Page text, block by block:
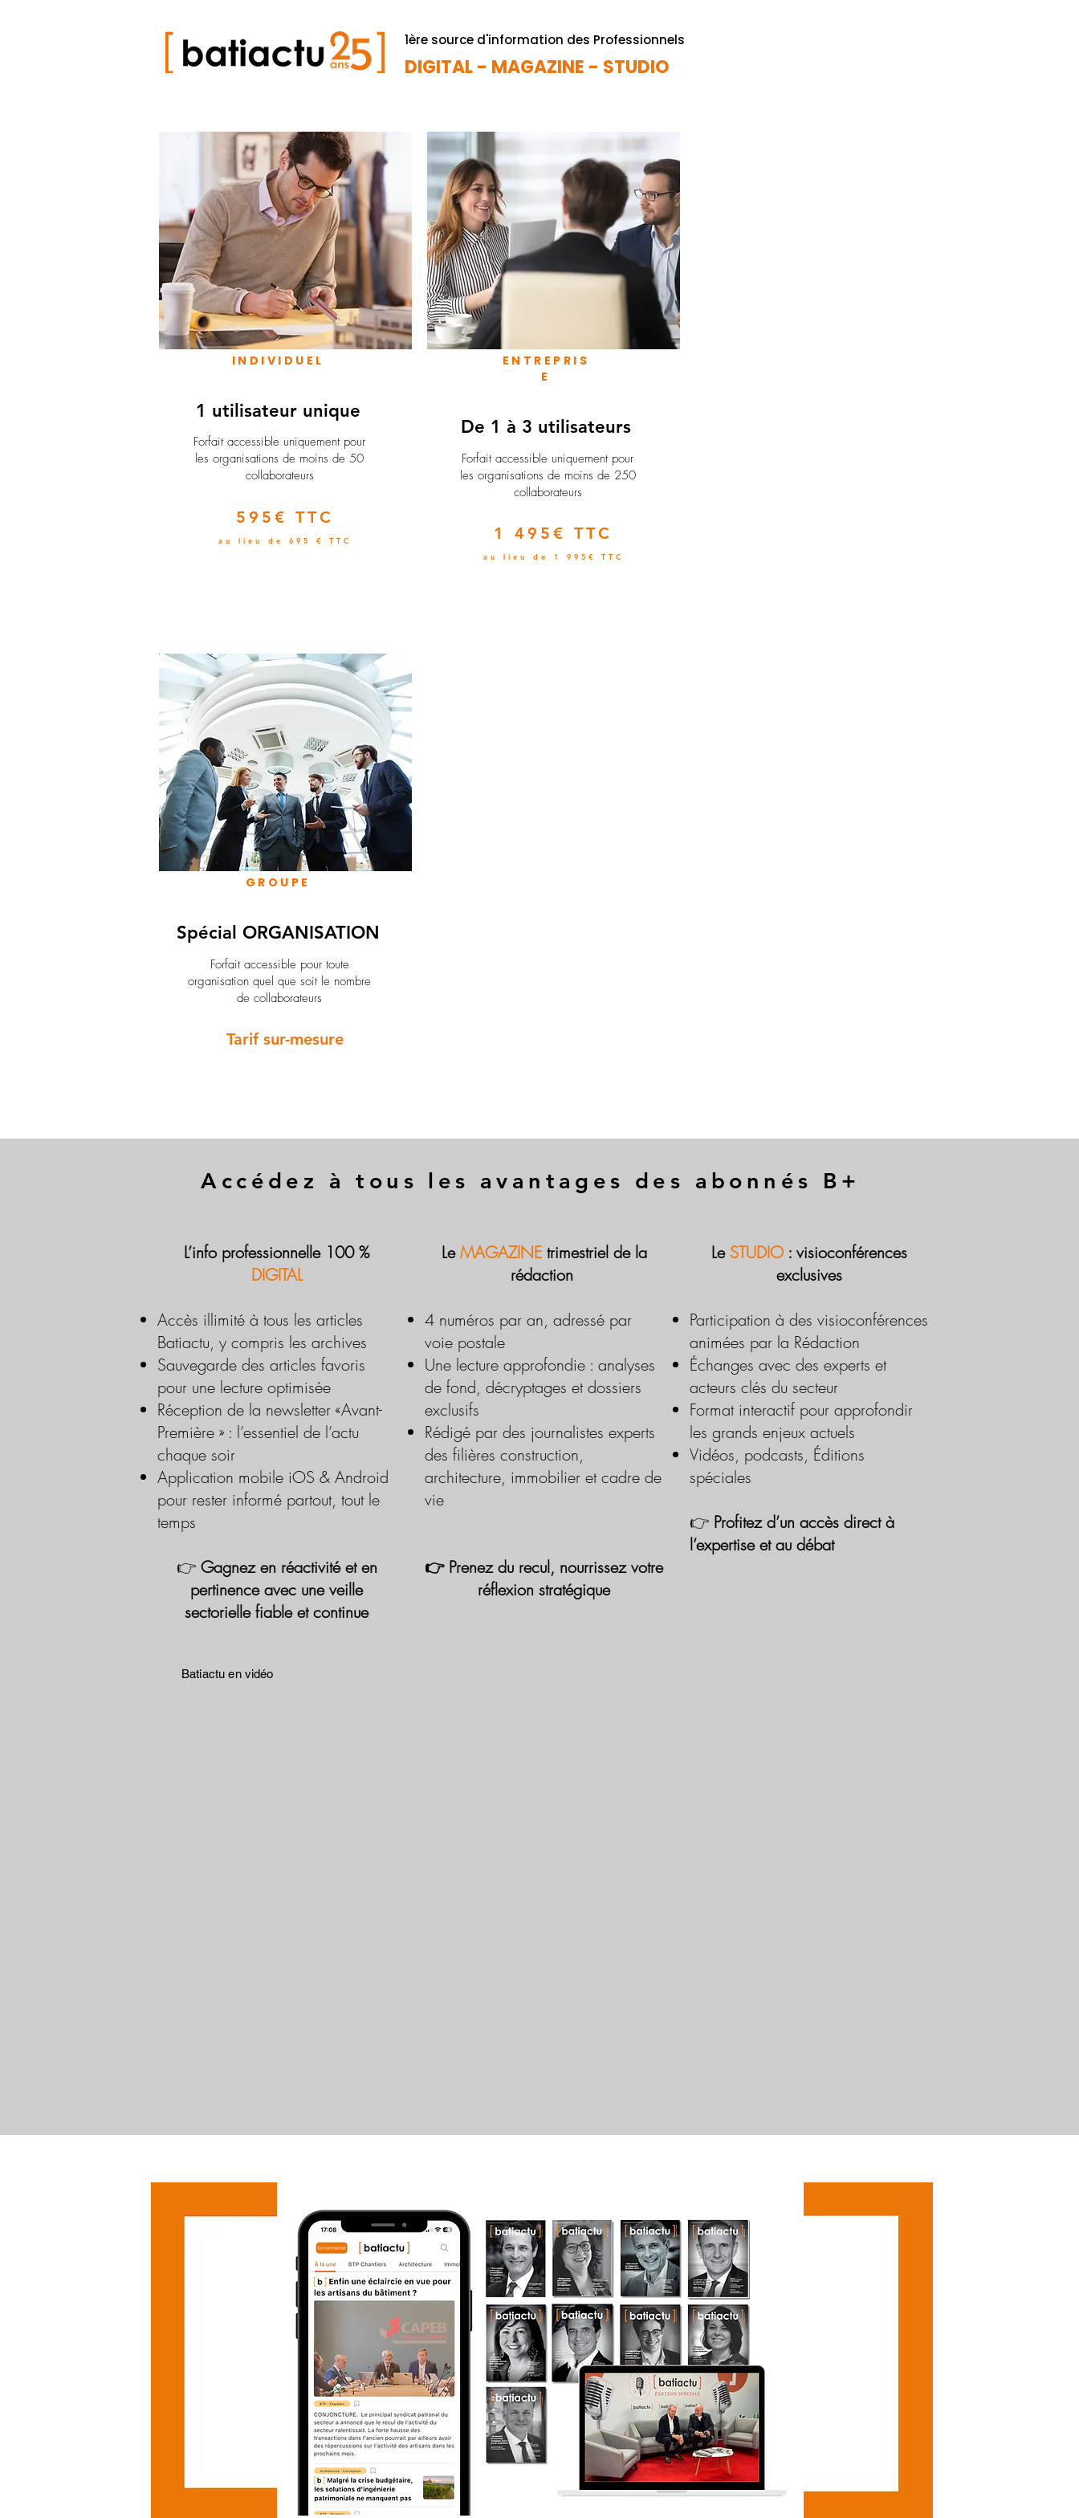
1ère source d'information des Professionnels
DIGITAL - MAGAZINE - STUDIO
INDIVIDUEL
1 utilisateur unique
​Forfait accessible uniquement pour
les organisations de moins de 50
collaborateurs
595€ TTC
au lieu de 695 € TTC
ENTREPRIS
E
De 1 à 3 utilisateurs
Forfait accessible uniquement pour
les organisations de moins de 250
collaborateurs
1 495€ TTC
au lieu de 1 995€ TTC
GROUPE
Spécial ORGANISATION
Forfait accessible pour toute
organisation quel que soit le nombre
de collaborateurs
Tarif sur-mesure
Accédez à tous les avantages des abonnés B+
L’info professionnelle 100 %
DIGITAL
Accès illimité à tous les articles
Batiactu, y compris les archives
Sauvegarde des articles favoris
pour une lecture optimisée
Réception de la newsletter «Avant-
Première » : l’essentiel de l’actu
chaque soir
Application mobile iOS & Android
pour rester informé partout, tout le
temps
👉 Gagnez en réactivité et en
pertinence avec une veille
sectorielle fiable et continue
LeMAGAZINE trimestriel de la
rédaction
4 numéros par an, adressé par
voie postale
Une lecture approfondie : analyses
de fond, décryptages et dossiers
exclusifs
Rédigé par des journalistes experts
des filières construction,
architecture, immobilier et cadre de
vie
👉 Prenez du recul, nourrissez votre
réflexion stratégique
Le STUDIO : visioconférences
exclusives
Participation à des visioconférences
animées par la Rédaction
Échanges avec des experts et
acteurs clés du secteur
Format interactif pour approfondir
les grands enjeux actuels
Vidéos, podcasts, Éditions
spéciales
👉 Profitez d’un accès direct à
l’expertise et au débat
Batiactu en vidéo